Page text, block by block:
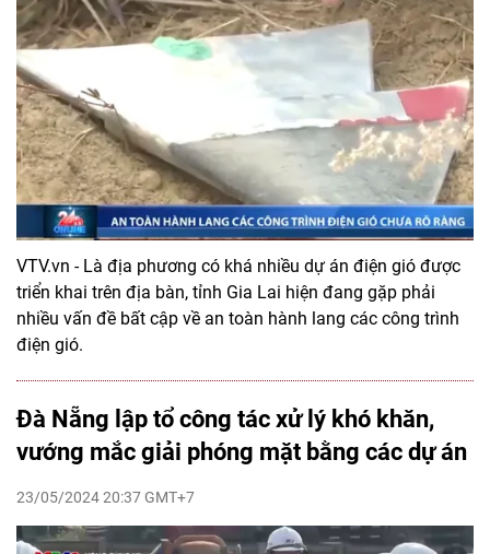
VTV.vn - Là địa phương có khá nhiều dự án điện gió được
triển khai trên địa bàn, tỉnh Gia Lai hiện đang gặp phải
nhiều vấn đề bất cập về an toàn hành lang các công trình
điện gió.
Đà Nẵng lập tổ công tác xử lý khó khăn,
vướng mắc giải phóng mặt bằng các dự án
23/05/2024 20:37 GMT+7